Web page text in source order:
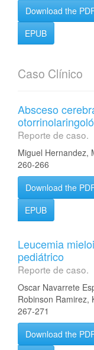
Download the
EPUB
Caso Clínico
Absceso
Reporte de caso.
Miguel Hernandez,
260-266
Download the
EPUB
Leucemia
pediátrico
Reporte de caso.
Oscar Navarrete
Robinson Ramirez,
267-271
Download the